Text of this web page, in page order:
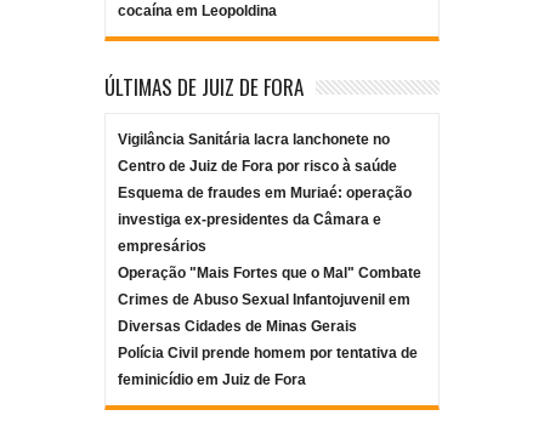
cocaína em Leopoldina
ÚLTIMAS DE JUIZ DE FORA
Vigilância Sanitária lacra lanchonete no
Centro de Juiz de Fora por risco à saúde
Esquema de fraudes em Muriaé: operação
investiga ex-presidentes da Câmara e
empresários
Operação "Mais Fortes que o Mal" Combate
Crimes de Abuso Sexual Infantojuvenil em
Diversas Cidades de Minas Gerais
Polícia Civil prende homem por tentativa de
feminicídio em Juiz de Fora